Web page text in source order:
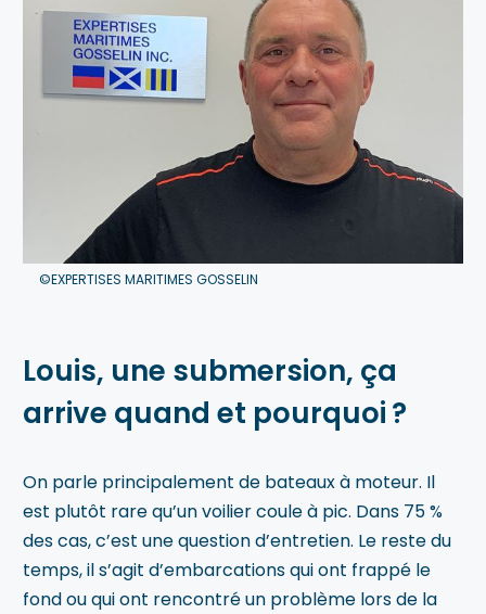
©EXPERTISES MARITIMES GOSSELIN
Louis, une submersion, ça
arrive quand et pourquoi ?
On parle principalement de bateaux à moteur. Il
est plutôt rare qu’un voilier coule à pic. Dans 75 %
des cas, c’est une question d’entretien. Le reste du
temps, il s’agit d’embarcations qui ont frappé le
fond ou qui ont rencontré un problème lors de la